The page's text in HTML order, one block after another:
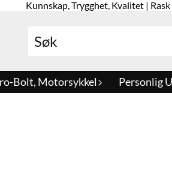
Kunnskap, Trygghet, Kvalitet |
Bolt, Motorsykkel Personlig